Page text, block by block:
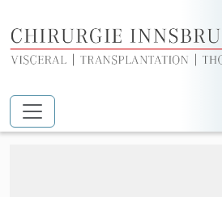
Zum Hauptinhalt springen
Berger Sonja